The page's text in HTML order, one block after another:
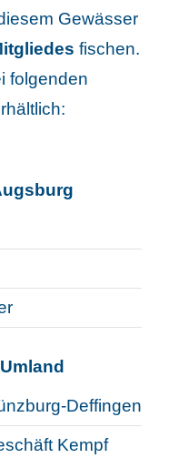
Gewässer
fischen.
folgenden
Deffingen
Kempf